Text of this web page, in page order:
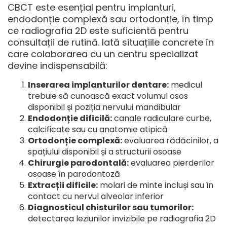
CBCT este esențial pentru implanturi,
endodonție complexă sau ortodonție, în timp
ce radiografia 2D este suficientă pentru
consultații de rutină. Iată situațiile concrete în
care colaborarea cu un centru specializat
devine indispensabilă:
Inserarea implanturilor dentare: medicul
trebuie să cunoască exact volumul osos
disponibil și poziția nervului mandibular
Endodonție dificilă:canale radiculare curbe,
calcificate sau cu anatomie atipică
Ortodonție complexă:evaluarea rădăcinilor, a
spațiului disponibil și a structurii osoase
Chirurgie parodontală:evaluarea pierderilor
osoase în parodontoză
Extracții dificile: molari de minte incluși sau în
contact cu nervul alveolar inferior
Diagnosticul chisturilor sau tumorilor:
detectarea leziunilor invizibile pe radiografia 2D